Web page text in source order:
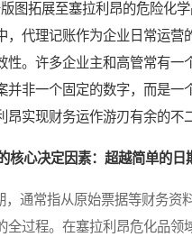
拓展至塞拉利昂的危险化学
，代理记账作为企业日常运
性。许多企业主和高管常有一
并非一个固定的数字，而是
昂实现财务运作游刃有余的不
核心决定因素：超越简单的日
通常指从原始票据等财务资
全过程。在塞拉利昂危化品领